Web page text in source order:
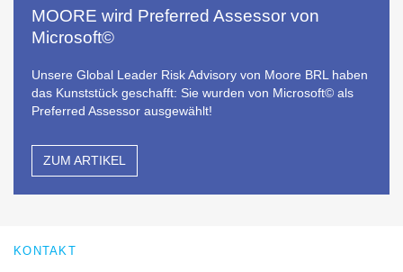
MOORE wird Preferred Assessor von
Microsoft©
Unsere Global Leader Risk Advisory von Moore BRL haben
das Kunststück geschafft: Sie wurden von Microsoft© als
Preferred Assessor ausgewählt!
ZUM ARTIKEL
KONTAKT